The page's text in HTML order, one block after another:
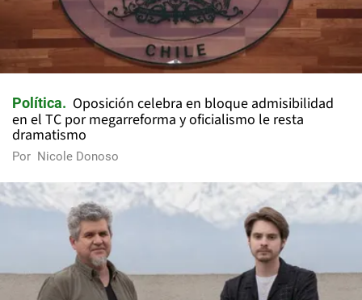
Política
Oposición celebra en bloque admisibilidad
en el TC por megarreforma y oficialismo le resta
dramatismo
Por Nicole Donoso